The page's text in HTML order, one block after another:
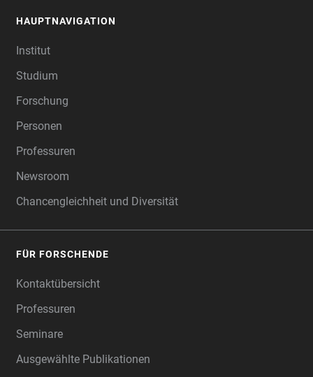
HAUPTNAVIGATION
Institut
Studium
Forschung
Personen
Professuren
Newsroom
Chancengleichheit und Diversität
FÜR FORSCHENDE
Kontaktübersicht
Professuren
Seminare
Ausgewählte Publikationen